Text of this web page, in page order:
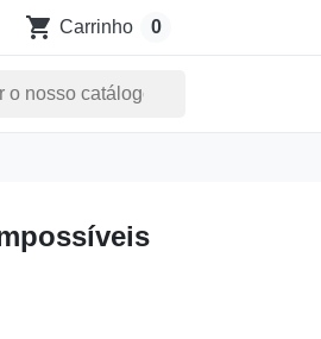
shopping_cart Carrinho 0